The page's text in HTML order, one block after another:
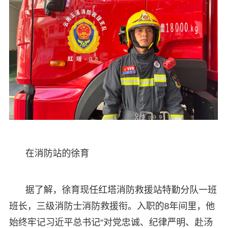
在消防站的徐育
据了解，徐育现任红塔消防救援站特勤分队一班
班长，三级消防士消防救援衔。入职的8年间里，他
始终牢记习近平总书记“对党忠诚、纪律严明、赴汤